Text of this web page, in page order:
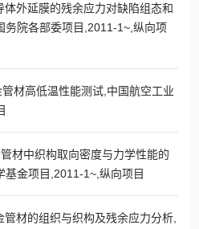
外延膜的残余应力对缺陷组态和
务院各部委项目,2011-1~,纵向项
材高低温性能测试,中国航空工业
材中织构取向密度与力学性能的
基金项目,2011-1~,纵向项目
材的组织与织构及残余应力分析,